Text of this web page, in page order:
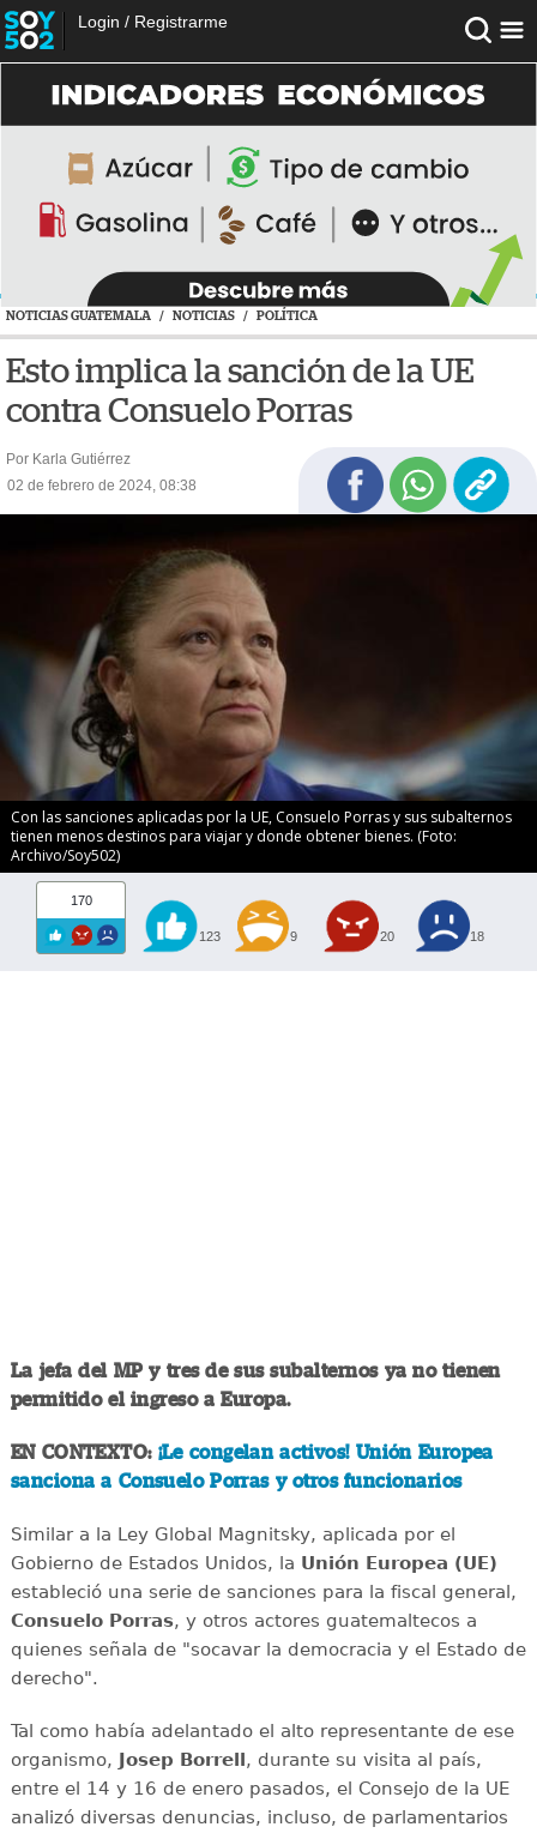
Login / Registrarme
NOTICIAS GUATEMALA / NOTICIAS / POLÍTICA
Esto implica la sanción de la UE
contra Consuelo Porras
Por Karla Gutiérrez
02 de febrero de 2024, 08:38
Con las sanciones aplicadas por la UE, Consuelo Porras y sus subalternos
tienen menos destinos para viajar y donde obtener bienes. (Foto:
Archivo/Soy502)
170
123 9 20 18
La jefa del MP y tres de sus subalternos ya no tienen
permitido el ingreso a Europa.
EN CONTEXTO:¡Le congelan activos! Unión Europea
sanciona a Consuelo Porras y otros funcionarios
Similar a la Ley Global Magnitsky, aplicada por el
Gobierno de Estados Unidos, la Unión Europea (UE)
estableció una serie de sanciones para la fiscal general,
Consuelo Porras, y otros actores guatemaltecos a
quienes señala de "socavar la democracia y el Estado de
derecho".
Tal como había adelantado el alto representante de ese
organismo, Josep Borrell, durante su visita al país,
entre el 14 y 16 de enero pasados, el Consejo de la UE
analizó diversas denuncias, incluso, de parlamentarios